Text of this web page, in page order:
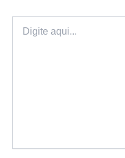
aqui...